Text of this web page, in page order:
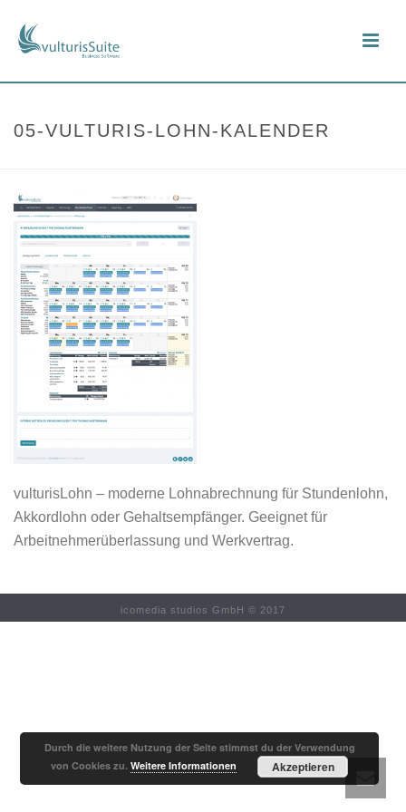
05-VULTURIS-LOHN-KALENDER
vulturisLohn – moderne Lohnabrechnung für Stundenlohn,
Akkordlohn oder Gehaltsempfänger. Geeignet für
Arbeitnehmerüberlassung und Werkvertrag.
icomedia studios GmbH © 2017
Durch die weitere Nutzung der Seite stimmst du der Verwendung
von Cookies zu.Weitere Informationen Akzeptieren